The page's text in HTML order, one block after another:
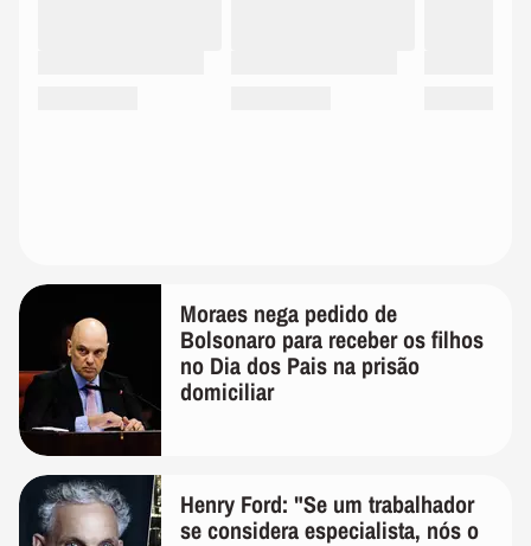
Moraes nega pedido de
Bolsonaro para receber os filhos
no Dia dos Pais na prisão
domiciliar
Henry Ford: "Se um trabalhador
se considera especialista, nós o